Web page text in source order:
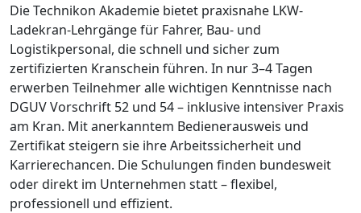
Die Technikon Akademie bietet praxisnahe LKW-
Ladekran-Lehrgänge für Fahrer, Bau- und
Logistikpersonal, die schnell und sicher zum
zertifizierten Kranschein führen. In nur 3–4 Tagen
erwerben Teilnehmer alle wichtigen Kenntnisse nach
DGUV Vorschrift 52 und 54 – inklusive intensiver Praxis
am Kran. Mit anerkanntem Bedienerausweis und
Zertifikat steigern sie ihre Arbeitssicherheit und
Karrierechancen. Die Schulungen finden bundesweit
oder direkt im Unternehmen statt – flexibel,
professionell und effizient.